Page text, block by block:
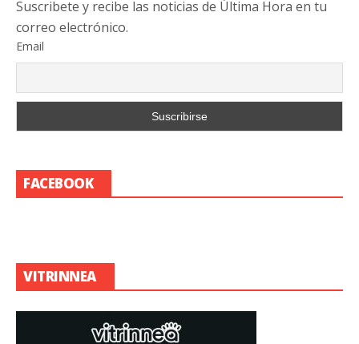
Suscribete y recibe las noticias de Última Hora en tu
correo electrónico.
Email
FACEBOOK
VITRINNEA